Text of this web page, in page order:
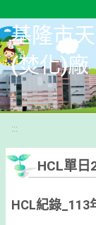
基隆市
(焚化)廠
:::
HCL單日
HCL紀錄_113